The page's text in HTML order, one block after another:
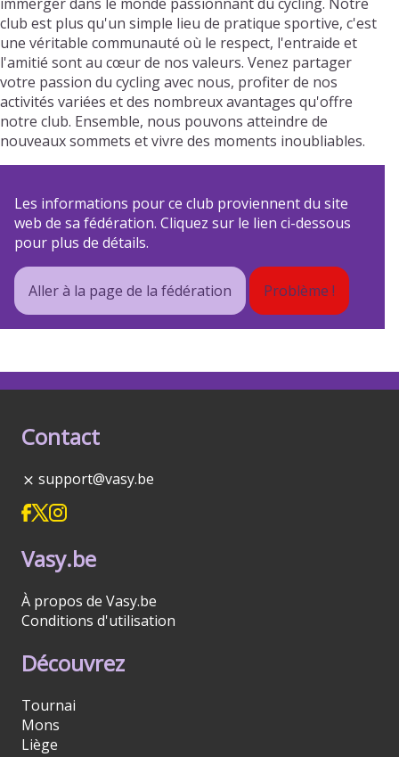
immerger dans le monde passionnant du cycling. Notre
club est plus qu'un simple lieu de pratique sportive, c'est
une véritable communauté où le respect, l'entraide et
l'amitié sont au cœur de nos valeurs. Venez partager
votre passion du cycling avec nous, profiter de nos
activités variées et des nombreux avantages qu'offre
notre club. Ensemble, nous pouvons atteindre de
nouveaux sommets et vivre des moments inoubliables.
Les informations pour ce club proviennent du site
web de sa fédération. Cliquez sur le lien ci-dessous
pour plus de détails.
Aller à la page de la fédération Problème !
Contact
support@vasy.be
Vasy.be
À propos de Vasy.be
Conditions d'utilisation
Découvrez
Tournai
Mons
Liège